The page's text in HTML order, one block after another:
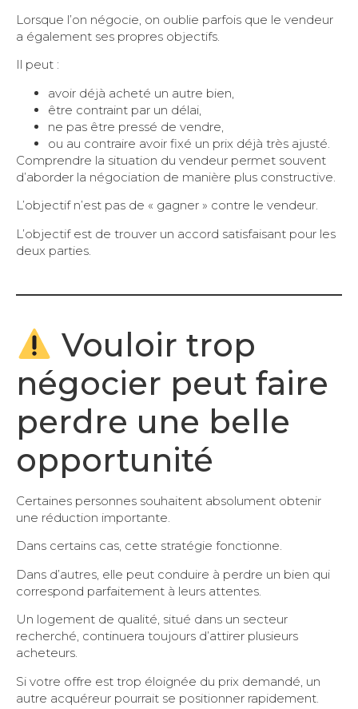
Lorsque l’on négocie, on oublie parfois que le vendeur
a également ses propres objectifs.
Il peut :
avoir déjà acheté un autre bien,
être contraint par un délai,
ne pas être pressé de vendre,
ou au contraire avoir fixé un prix déjà très ajusté.
Comprendre la situation du vendeur permet souvent
d’aborder la négociation de manière plus constructive.
L’objectif n’est pas de « gagner » contre le vendeur.
L’objectif est de trouver un accord satisfaisant pour les
deux parties.
Vouloir trop
négocier peut faire
perdre une belle
opportunité
Certaines personnes souhaitent absolument obtenir
une réduction importante.
Dans certains cas, cette stratégie fonctionne.
Dans d’autres, elle peut conduire à perdre un bien qui
correspond parfaitement à leurs attentes.
Un logement de qualité, situé dans un secteur
recherché, continuera toujours d’attirer plusieurs
acheteurs.
Si votre offre est trop éloignée du prix demandé, un
autre acquéreur pourrait se positionner rapidement.